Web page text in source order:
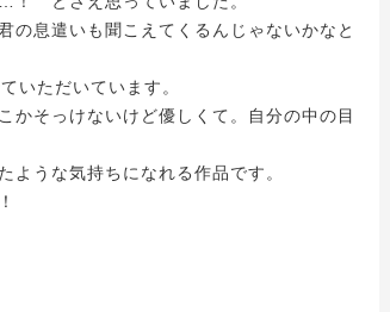
の息遣いも聞こえてくるんじゃないかなと
いただいています。
かそっけないけど優しくて。自分の中の目
ような気持ちになれる作品です。